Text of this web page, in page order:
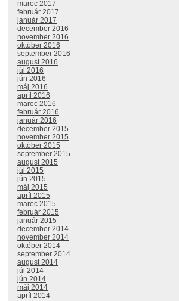
marec 2017
február 2017
január 2017
december 2016
november 2016
október 2016
september 2016
august 2016
júl 2016
jún 2016
máj 2016
apríl 2016
marec 2016
február 2016
január 2016
december 2015
november 2015
október 2015
september 2015
august 2015
júl 2015
jún 2015
máj 2015
apríl 2015
marec 2015
február 2015
január 2015
december 2014
november 2014
október 2014
september 2014
august 2014
júl 2014
jún 2014
máj 2014
apríl 2014